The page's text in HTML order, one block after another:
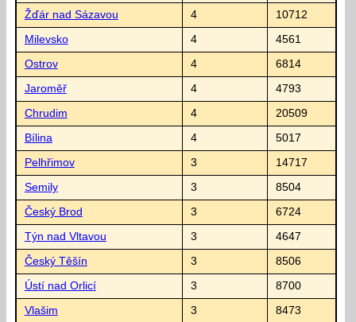
Žďár nad Sázavou 4 10712
Milevsko 4 4561
Ostrov 4 6814
Jaroměř 4 4793
Chrudim 4 20509
Bílina 4 5017
Pelhřimov 3 14717
Semily 3 8504
Český Brod 3 6724
Týn nad Vltavou 3 4647
Český Těšín 3 8506
Ústí nad Orlicí 3 8700
Vlašim 3 8473